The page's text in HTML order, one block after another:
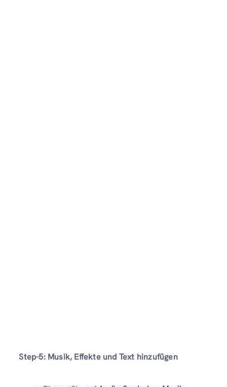
Step-5: Musik, Effekte und Text hinzufügen